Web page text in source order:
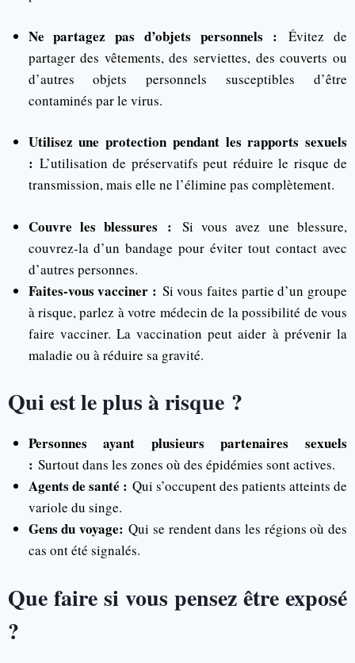
Ne partagez pas d’objets personnels : Évitez de
partager des vêtements, des serviettes, des couverts ou
d’autres objets personnels susceptibles d’être
contaminés par le virus.
Utilisez une protection pendant les rapports sexuels
: L’utilisation de préservatifs peut réduire le risque de
transmission, mais elle ne l’élimine pas complètement.
Couvre les blessures : Si vous avez une blessure,
couvrez-la d’un bandage pour éviter tout contact avec
d’autres personnes.
Faites-vous vacciner : Si vous faites partie d’un groupe
à risque, parlez à votre médecin de la possibilité de vous
faire vacciner. La vaccination peut aider à prévenir la
maladie ou à réduire sa gravité.
Qui est le plus à risque ?
Personnes ayant plusieurs partenaires sexuels
: Surtout dans les zones où des épidémies sont actives.
Agents de santé : Qui s’occupent des patients atteints de
variole du singe.
Gens du voyage:Qui se rendent dans les régions où des
cas ont été signalés.
Que faire si vous pensez être exposé
?